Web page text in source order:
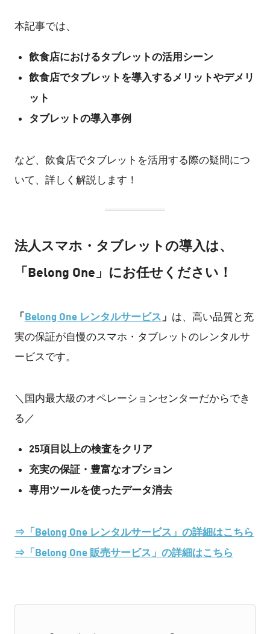
本記事では、
飲食店におけるタブレットの活用シーン
飲食店でタブレットを導入するメリットやデメリ
ット
タブレットの導入事例
など、飲食店でタブレットを活用する際の疑問につ
いて、詳しく解説します！
法人スマホ・タブレットの導入は、
「Belong One」にお任せください！
「Belong One レンタルサービス 」 は、高い品質と充
実の保証が自慢のスマホ・タブレットのレンタルサ
ービスです。
＼国内最大級のオペレーションセンターだからでき
る／
25項目以上の検査をクリア
充実の保証・豊富なオプション
専用ツールを使ったデータ消去
⇒「Belong One レンタルサービス」の詳細はこちら
⇒「Belong One 販売サービス」の詳細はこちら